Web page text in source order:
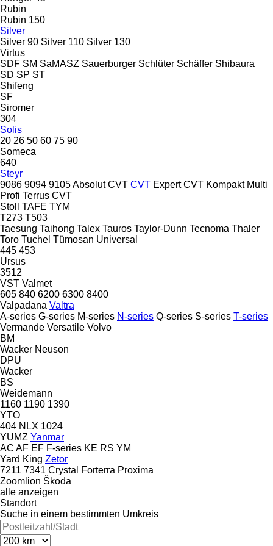
Rubin
Rubin 150
Silver
Silver 90 Silver 110 Silver 130
Virtus
SDF SM SaMASZ Sauerburger Schlüter Schäffer Shibaura
SD SP ST
Shifeng
SF
Siromer
304
Solis
20 26 50 60 75 90
Someca
640
Steyr
9086 9094 9105Absolut CVT CVT Expert CVT Kompakt Multi
Profi Terrus CVT
Stoll
TAFE TYM
T273 T503
Taesung Taihong Talex Tauros Taylor-Dunn Tecnoma Thaler
Toro Tuchel Tümosan Universal
445 453
Ursus
3512
VST Valmet
605 840 6200 6300 8400
Valpadana Valtra
A-series G-series M-series N-series Q-series S-series T-series
Vermande Versatile Volvo
BM
Wacker Neuson
DPU
Wacker
BS
Weidemann
1160 1190 1390
YTO
404 NLX 1024
YUMZ Yanmar
AC AF EF F-series KE RS YM
Yard King Zetor
7211 7341 Crystal Forterra Proxima
Zoomlion Škoda
alle anzeigen
Standort
Suche in einem bestimmten Umkreis